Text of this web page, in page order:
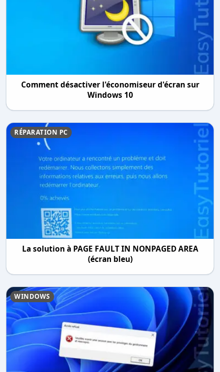
Comment désactiver l'économiseur d'écran sur
Windows 10
RÉPARATION PC
La solution à PAGE FAULT IN NONPAGED AREA
(écran bleu)
WINDOWS